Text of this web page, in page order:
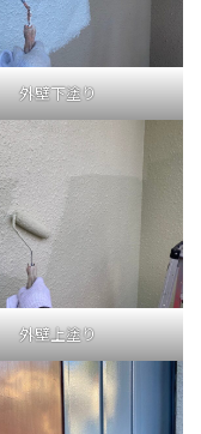
外壁下塗り
外壁上塗り